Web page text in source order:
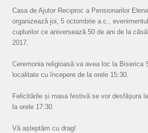
Casa de Ajutor Reciproc a Pensionarilor
organizează joi, 5 octombrie a.c.,
cuplurilor ce aniversează 50 de ani de la
2017.
Ceremonia religioasă va avea loc la Biserica
localitate cu începere de la orele 15:30.
Felicitările și masa festivă se vor desfășura
la orele 17:30.
Vă așteptăm cu drag!